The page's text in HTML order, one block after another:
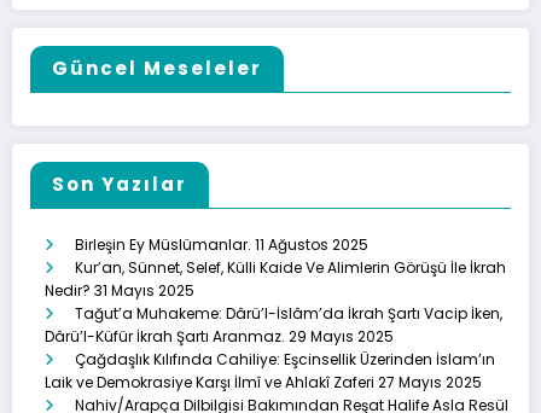
Güncel Meseleler
Son Yazılar
Birleşin Ey Müslümanlar. 11 Ağustos 2025
Kur’an, Sünnet, Selef, Külli Kaide Ve Alimlerin Görüşü İle İkrah
Nedir? 31 Mayıs 2025
Tağut’a Muhakeme: Dârü’l-İslâm’da İkrah Şartı Vacip İken,
Dârü’l-Küfür İkrah Şartı Aranmaz. 29 Mayıs 2025
Çağdaşlık Kılıfında Cahiliye: Eşcinsellik Üzerinden İslam’ın
Laik ve Demokrasiye Karşı İlmî ve Ahlakî Zaferi 27 Mayıs 2025
Nahiv/Arapça Dilbilgisi Bakımından Reşat Halife Asla Resül